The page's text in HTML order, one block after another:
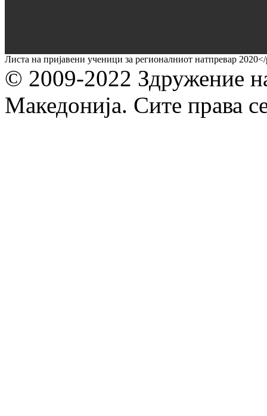
Листа на пријавени ученици за регионалниот натпревар
© 2009-2022 Здружение
Македонија. Сите права